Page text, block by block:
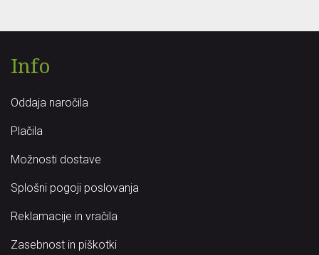
Info
Oddaja naročila
Plačila
Možnosti dostave
Splošni pogoji poslovanja
Reklamacije in vračila
Zasebnost in piškotki